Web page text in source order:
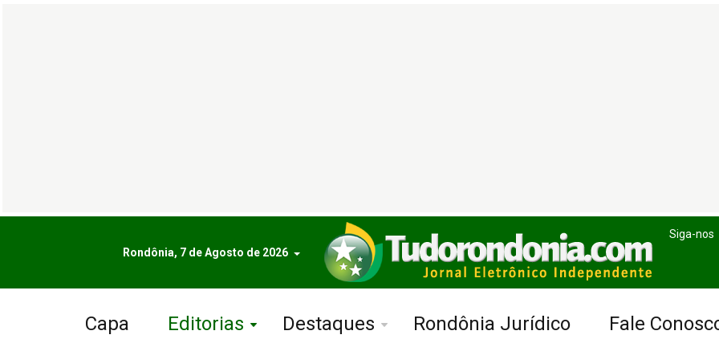
Rondônia, 7 de Agosto de 2026
Siga-nos
Capa Editorias Destaques Rondônia Jurídico Fale